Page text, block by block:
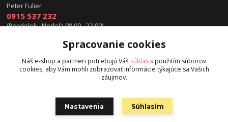
Peter Fulier
0915 537 232
(Pondelok - Nedeľa 08.00 - 22.00)
info@hokejexpert.sk
Spracovanie cookies
Náš e-shop a partneri potrebujú Váš súhlas s použitím súborov
cookies, aby Vám mohli zobrazovať informácie týkajúce sa Vašich
záujmov.
Nastavenia Súhlasím